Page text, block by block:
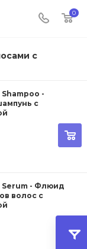
0
с
-
с
Serum - Флюид
волос с